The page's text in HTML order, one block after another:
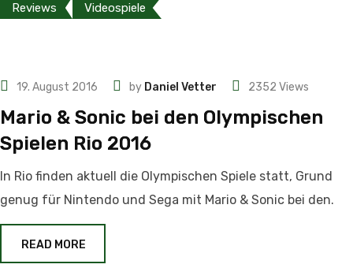
Reviews Videospiele
19. August 2016 by Daniel Vetter 2352 Views
Mario & Sonic bei den Olympischen
Spielen Rio 2016
In Rio finden aktuell die Olympischen Spiele statt, Grund
genug für Nintendo und Sega mit Mario & Sonic bei den.
READ MORE